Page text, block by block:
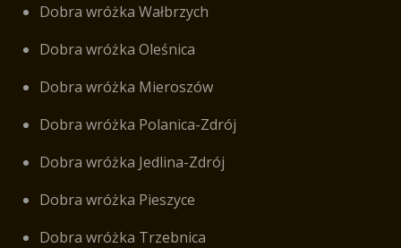
Dobra wróżka Wałbrzych
Dobra wróżka Oleśnica
Dobra wróżka Mieroszów
Dobra wróżka Polanica-Zdrój
Dobra wróżka Jedlina-Zdrój
Dobra wróżka Pieszyce
Dobra wróżka Trzebnica